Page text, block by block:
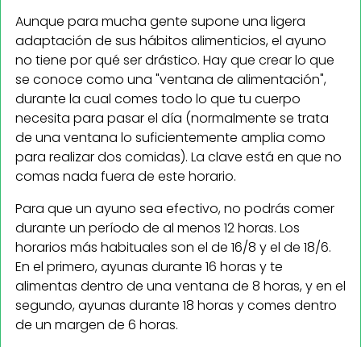
Aunque para mucha gente supone una ligera
adaptación de sus hábitos alimenticios, el ayuno
no tiene por qué ser drástico. Hay que crear lo que
se conoce como una "ventana de alimentación",
durante la cual comes todo lo que tu cuerpo
necesita para pasar el día (normalmente se trata
de una ventana lo suficientemente amplia como
para realizar dos comidas). La clave está en que no
comas nada fuera de este horario.
Para que un ayuno sea efectivo, no podrás comer
durante un período de al menos 12 horas. Los
horarios más habituales son el de 16/8 y el de 18/6.
En el primero, ayunas durante 16 horas y te
alimentas dentro de una ventana de 8 horas, y en el
segundo, ayunas durante 18 horas y comes dentro
de un margen de 6 horas.